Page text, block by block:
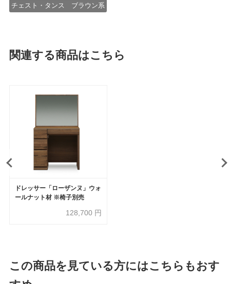
チェスト・タンス ブラウン系
関連する商品はこちら
ドレッサー「ローザンヌ」ウォ
ールナット材 ※椅子別売
128,700 円
この商品を見ている方にはこちらもおす